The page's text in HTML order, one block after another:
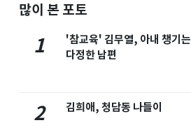
많이 본 포토
1
'참교육' 김무열, 아내 챙기는
다정한 남편
2 김희애, 청담동 나들이